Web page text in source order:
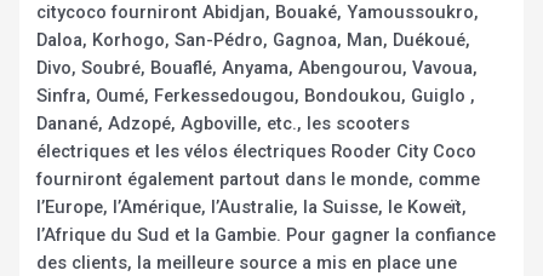
citycoco fourniront Abidjan, Bouaké, Yamoussoukro,
Daloa, Korhogo, San-Pédro, Gagnoa, Man, Duékoué,
Divo, Soubré, Bouaflé, Anyama, Abengourou, Vavoua,
Sinfra, Oumé, Ferkessedougou, Bondoukou, Guiglo ,
Danané, Adzopé, Agboville, etc., les scooters
électriques et les vélos électriques Rooder City Coco
fourniront également partout dans le monde, comme
l’Europe, l’Amérique, l’Australie, la Suisse, le Koweït,
l’Afrique du Sud et la Gambie. Pour gagner la confiance
des clients, la meilleure source a mis en place une